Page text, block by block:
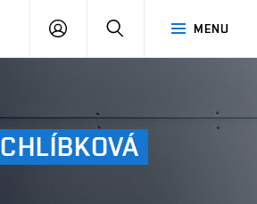
MENU
PŘIHLÁSIT
CHLÍBKOVÁ